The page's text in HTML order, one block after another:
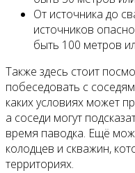
От источника до
источников
быть 100 метров
Также здесь стоит
побеседовать с
каких условиях может
а соседи могут
время паводка. Ещё
колодцев и скважин,
территориях.